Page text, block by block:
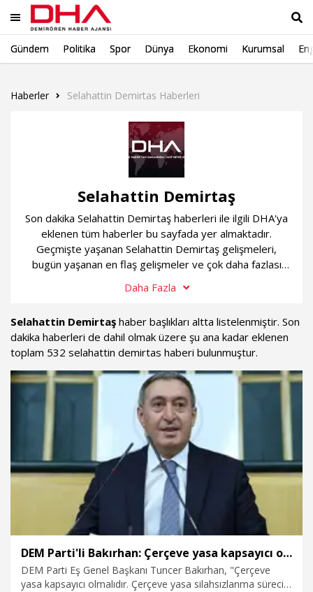
Gündem Politika Spor Dünya Ekonomi Kurumsal
Haberler Selahattin Demirtas Haberleri
Selahattin Demirtaş
Son dakika Selahattin Demirtaş haberleri ile ilgili DHA'ya
eklenen tüm haberler bu sayfada yer almaktadır.
Geçmişte yaşanan Selahattin Demirtaş gelişmeleri,
bugün yaşanan en flaş gelişmeler ve çok daha fazlası
sayfamızda...
Daha Fazla
Selahattin Demirtaş haber başlıkları altta listelenmiştir. Son
dakika haberleri de dahil olmak üzere şu ana kadar eklenen
toplam 532 selahattin demirtas haberi bulunmuştur.
DEM Parti'li Bakırhan: Çerçeve yasa kapsayıcı olmalıdır
DEM Parti Eş Genel Başkanı Tuncer Bakırhan, "Çerçeve
yasa kapsayıcı olmalıdır. Çerçeve yasa silahsızlanma süreci